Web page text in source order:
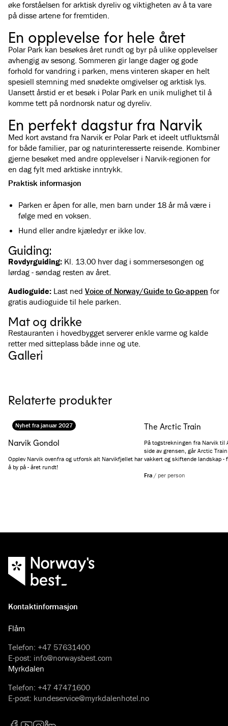
øke forståelsen for arktisk dyreliv og viktigheten av å ta vare
på disse artene for fremtiden.
En opplevelse for hele året
Polar Park kan besøkes året rundt og byr på ulike opplevelser
avhengig av sesong. Sommeren gir lange dager og gode
forhold for vandring i parken, mens vinteren skaper en helt
spesiell stemning med snødekte omgivelser og arktisk lys.
Uansett årstid er et besøk i Polar Park en unik mulighet til å
komme tett på nordnorsk natur og dyreliv.
En perfekt dagstur fra Narvik
Med kort avstand fra Narvik er Polar Park et ideelt utfluktsmål
for både familier, par og naturinteresserte reisende. Kombiner
gjerne besøket med andre opplevelser i Narvik-regionen for
en dag fylt med arktiske inntrykk.
Praktisk informasjon
Parken er åpen for alle, men barn under 18 år må være i
følge med en voksen.
Hund eller andre kjæledyr er ikke lov.
Guiding:
Rovdyrguiding: Kl. 13.00 hver dag i sommersesongen og
lørdag - søndag resten av året.
Audioguide: Last ned Voice of Norway/Guide to Go-appen for
gratis audioguide til hele parken.
Mat og drikke
Restauranten i hovedbygget serverer enkle varme og kalde
retter med sitteplass både inne og ute.
Galleri
Relaterte produkter
Nyhet fra januar 2027
Narvik Gondol
Opplev Narvik ovenfra og utforsk alt Narvikfjellet har
å by på - året rundt!
The Arctic Train
På togstrekningen fra Narvik til
side av grensen, går Arctic
vakkert og skiftende landskap -
Fra / per person
Kontaktinformasjon
Flåm
Telefon: +47 57631400
E-post: info@norwaysbest.com
Myrkdalen
Telefon: +47 47471600
E-post: kundeservice@myrkdalenhotel.no